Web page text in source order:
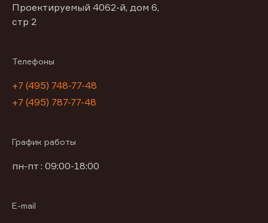
Проектируемый 4062-й, дом 6,
стр 2
Телефоны
+7 (495) 748-77-48
+7 (495) 787-77-48
График работы
пн-пт : 09:00-18:00
E-mail